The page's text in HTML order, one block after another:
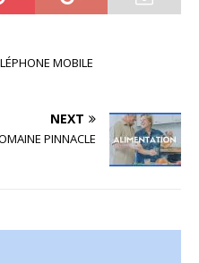
MOBILE
NEXT
PINNACLE